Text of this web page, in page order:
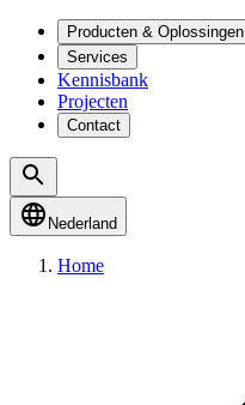
Producten & Oplossingen
Services
Kennisbank
Projecten
Contact
Nederland
Home